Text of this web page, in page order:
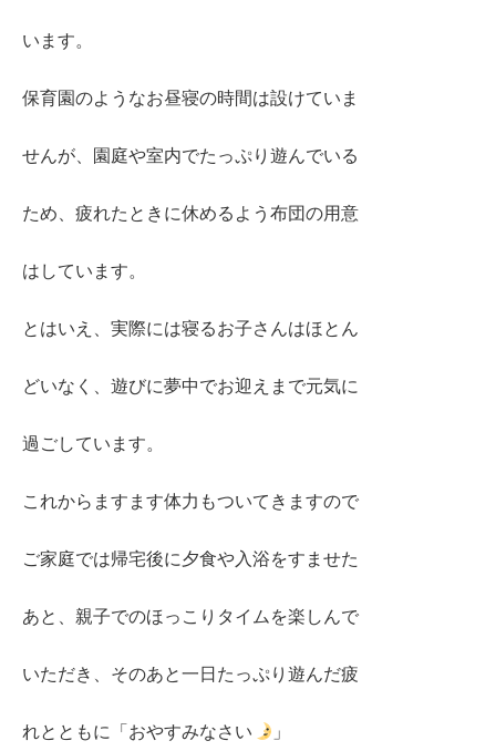
います。
保育園のようなお昼寝の時間は設けていま
せんが、園庭や室内でたっぷり遊んでいる
ため、疲れたときに休めるよう布団の用意
はしています。
とはいえ、実際には寝るお子さんはほとん
どいなく、遊びに夢中でお迎えまで元気に
過ごしています。
これからますます体力もついてきますので
ご家庭では帰宅後に夕食や入浴をすませた
あと、親子でのほっこりタイムを楽しんで
いただき、そのあと一日たっぷり遊んだ疲
れとともに「おやすみなさい 」